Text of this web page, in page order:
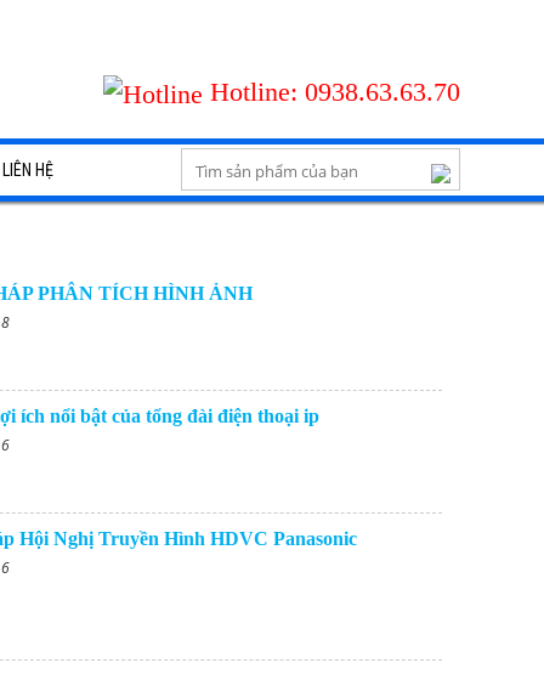
Hotline: 0938.63.63.70
LIÊN HỆ
PHÂN TÍCH HÌNH ẢNH
ích nổi bật của tổng đài điện thoại ip
Hội Nghị Truyền Hình HDVC Panasonic